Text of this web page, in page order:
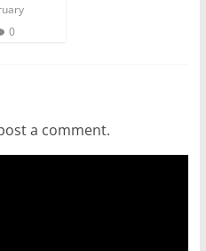
0
a comment.